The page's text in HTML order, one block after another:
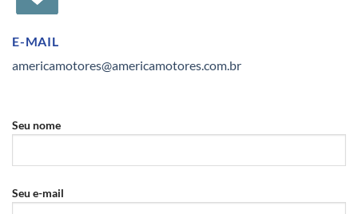
E-MAIL
americamotores@americamotores.com.br
Seu nome
Seu e-mail